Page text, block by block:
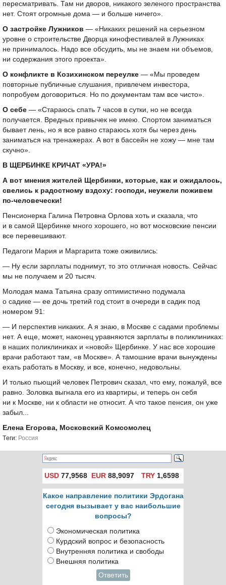
пересматривать. Там ни дворов, никакого зеленого пространства
нет. Стоят огромные дома — и больше ничего».
О застройке Лужников — «Никаких решений на серьезном
уровне о строительстве Дворца кинофестивалей в Лужниках
не принималось. Надо все обсудить, мы не знаем ни объемов,
ни содержания этого проекта».
О конфликте в Козихинском переулке — «Мы проведем
повторные публичные слушания, привлечем инвестора,
попробуем договориться. Но по документам там все чисто».
О себе — «Стараюсь спать 7 часов в сутки, но не всегда
получается. Вредных привычек не имею. Спортом заниматься
бывает лень, но я все равно стараюсь хотя бы через день
заниматься на тренажерах. А вот в бассейн не хожу — мне там
скучно».
В ЩЕРБИНКЕ КРИЧАТ «УРА!»
А вот мнения жителей Щербинки, которые, как и ожидалось,
свелись к радостному вздоху: господи, неужели поживем
по-человечески!
Пенсионерка Галина Петровна Орлова хоть и сказала, что
и в самой Щербинке много хорошего, но вот московские пенсии
все перевешивают.
Педагоги Мария и Маргарита тоже оживились:
— Ну если зарплаты поднимут, то это отличная новость. Сейчас
мы не получаем и 20 тысяч.
Молодая мама Татьяна сразу оптимистично подумала
о садике — ее дочь третий год стоит в очереди в садик под
номером 91:
— И перспектив никаких. А я знаю, в Москве с садами проблемы
нет. А еще, может, наконец уравняются зарплаты в поликлиниках:
в наших поликлиниках и «новой» Щербинке. У нас все хорошие
врачи работают там, «в Москве». А тамошние врачи вынуждены
ехать работать в Москву, и все, конечно, недовольны.
И только пьющий человек Петрович сказал, что ему, пожалуй, все
равно. Золовка выгнала его из квартиры, и теперь он себя
ни к Москве, ни к области не относит. А что такое пенсия, он уже
забыл...
Елена Егорова, Московский Комсомолец
Tеги: Россия
USD 77,9568 EUR 88,9097 TRY1,6598
Какое направление политики Эрдогана
сегодня вызывает у вас наибольшие
вопросы?
Экономическая политика
Курдский вопрос и безопасность
Внутренняя политика и свободы
Внешняя политика
Ответить